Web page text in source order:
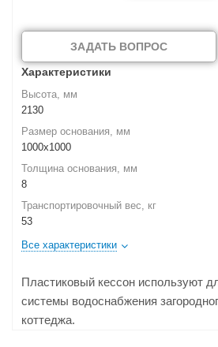
ЗАДАТЬ ВОПРОС
Характеристики
Высота, мм
2130
Размер основания, мм
1000х1000
Толщина основания, мм
8
Транспортировочный вес, кг
53
Все характеристики
Пластиковый кессон используют
системы водоснабжения
коттеджа.